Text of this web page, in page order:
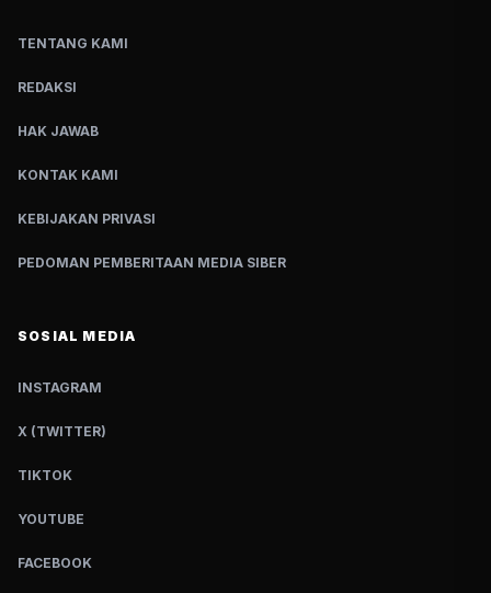
TENTANG KAMI
REDAKSI
HAK JAWAB
KONTAK KAMI
KEBIJAKAN PRIVASI
PEDOMAN PEMBERITAAN MEDIA SIBER
SOSIAL MEDIA
INSTAGRAM
X (TWITTER)
TIKTOK
YOUTUBE
FACEBOOK